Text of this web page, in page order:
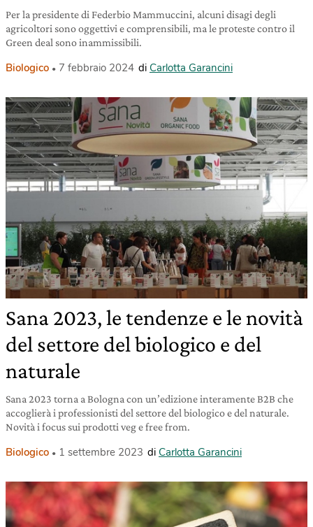
Per la presidente di Federbio Mammuccini, alcuni disagi degli
agricoltori sono oggettivi e comprensibili, ma le proteste contro il
Green deal sono inammissibili.
Biologico 7 febbraio 2024 di Carlotta Garancini
Sana 2023, le tendenze e le novità
del settore del biologico e del
naturale
Sana 2023 torna a Bologna con un’edizione interamente B2B che
accoglierà i professionisti del settore del biologico e del naturale.
Novità i focus sui prodotti veg e free from.
Biologico 1 settembre 2023 di Carlotta Garancini